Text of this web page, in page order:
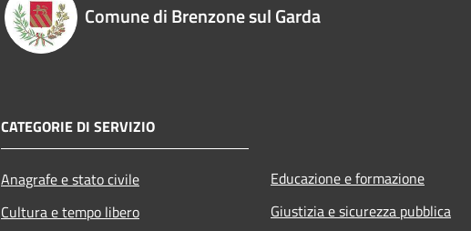
Comune di Brenzone sul Garda
CATEGORIE DI SERVIZIO
Anagrafe e stato civile
Cultura e tempo libero
Educazione e formazione
Giustizia e sicurezza pubblica